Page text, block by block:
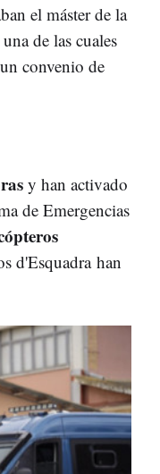
el máster de la
de las cuales
convenio de
y han activado
de Emergencias
d'Esquadra han